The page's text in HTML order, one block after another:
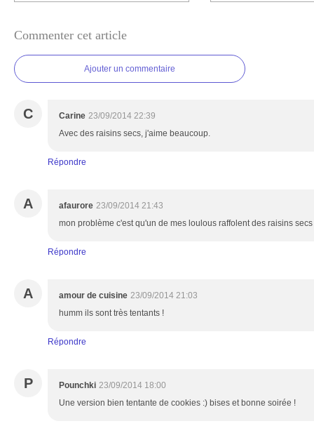
Commenter cet article
Ajouter un commentaire
C Carine 23/09/2014 22:39
Avec des raisins secs, j'aime beaucoup.
Répondre
A afaurore 23/09/2014 21:43
mon problème c'est qu'un de mes loulous raffolent des raisins
Répondre
A amour de cuisine 23/09/2014 21:03
humm ils sont très tentants !
Répondre
P Pounchki 23/09/2014 18:00
Une version bien tentante de cookies :) bises et bonne soirée !